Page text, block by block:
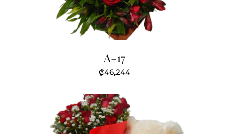
A-17
₡46,244